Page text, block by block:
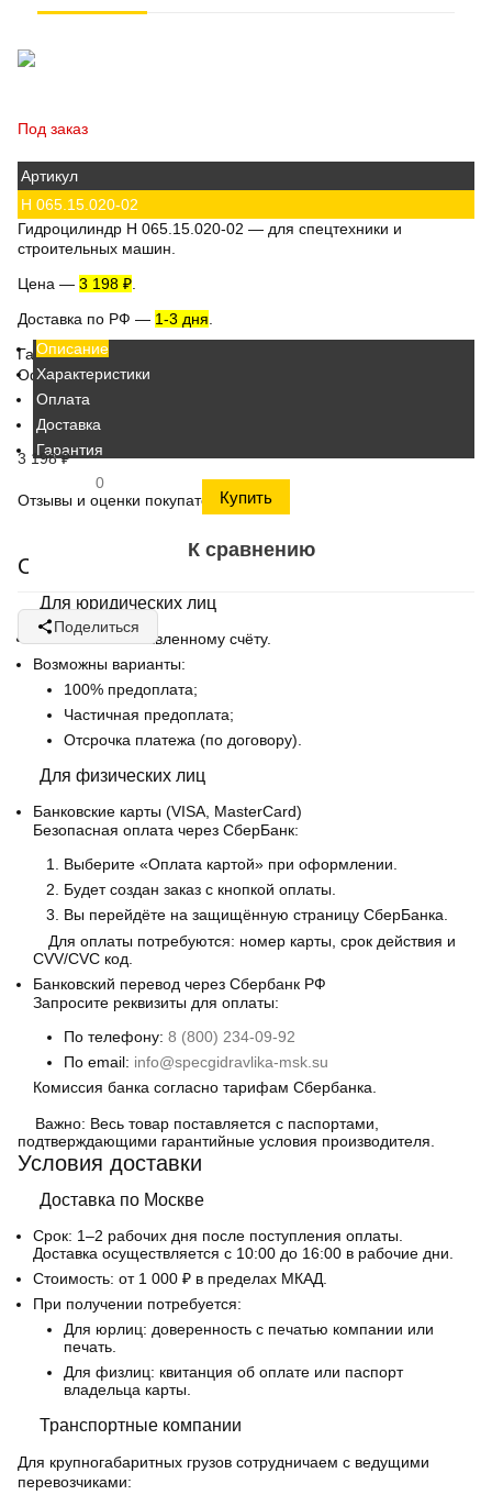
Под заказ
Артикул
Н 065.15.020-02
Гидроцилиндр Н 065.15.020-02 — для спецтехники и
строительных машин.
Цена — 3 198 ₽
Доставка по РФ — 1-3 дня
Гарантия—
Официальный поставщик гидравлики.
3 198₽
К сравнению
Поделиться
Описание
Характеристики
Оплата
Доставка
Гарантия
0
Отзывы и оценки покупателей
Способы оплаты
Для юридических лиц
Оплата по выставленному счёту.
Возможны варианты:
100% предоплата;
Частичная предоплата;
Отсрочка платежа (по договору).
Для физических лиц
Банковские карты (VISA, MasterCard)
Безопасная оплата через СберБанк:
Выберите «Оплата картой» при оформлении.
Будет создан заказ с кнопкой оплаты.
Вы перейдёте на защищённую страницу СберБанка.
Для оплаты потребуются: номер карты, срок действия и
CVV/CVC код.
Банковский перевод через Сбербанк РФ
Запросите реквизиты для оплаты:
По телефону: 8 (800) 234-09-92
По email: info@specgidravlika-msk.su
Комиссия банка согласно тарифам Сбербанка.
Важно: Весь товар поставляется с паспортами,
подтверждающими гарантийные условия производителя.
Условия доставки
Доставка по Москве
Срок: 1–2 рабочих дня после поступления оплаты.
Доставка осуществляется с 10:00 до 16:00 в рабочие дни.
Стоимость: от 1 000 ₽ в пределах МКАД.
При получении потребуется:
Для юрлиц: доверенность с печатью компании или
печать.
Для физлиц: квитанция об оплате или паспорт
владельца карты.
Транспортные компании
Для крупногабаритных грузов сотрудничаем с ведущими
перевозчиками: